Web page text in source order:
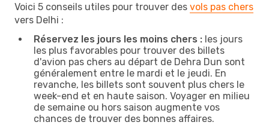
Voici 5 conseils utiles pour trouver des vols pas chers
vers Delhi :
Réservez les jours les moins chers : les jours
les plus favorables pour trouver des billets
d'avion pas chers au départ de Dehra Dun sont
généralement entre le mardi et le jeudi. En
revanche, les billets sont souvent plus chers le
week-end et en haute saison. Voyager en milieu
de semaine ou hors saison augmente vos
chances de trouver des bonnes affaires.